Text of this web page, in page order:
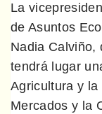
La
de Asuntos
Nadia Calviño,
tendrá lugar
Agricultura y
Mercados y la